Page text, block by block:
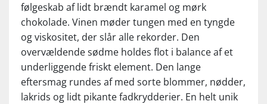
følgeskab af lidt brændt karamel og mørk
chokolade. Vinen møder tungen med en tyngde
og viskositet, der slår alle rekorder. Den
overvældende sødme holdes flot i balance af et
underliggende friskt element. Den lange
eftersmag rundes af med sorte blommer, nødder,
lakrids og lidt pikante fadkrydderier. En helt unik